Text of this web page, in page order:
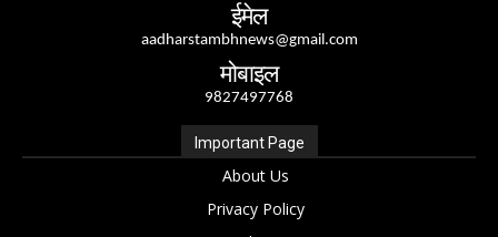
ईमेल
aadharstambhnews@gmail.com
मोबाइल
9827497768
Important Page
About Us
Privacy Policy